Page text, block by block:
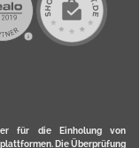
für die Einholung von
Die Überprüfung